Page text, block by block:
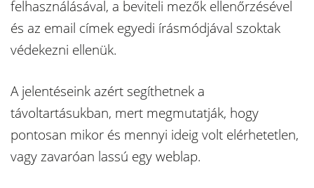
felhasználásával, a beviteli mezők ellenőrzésével
és az email címek egyedi írásmódjával szoktak
védekezni ellenük.
A jelentéseink azért segíthetnek a
távoltartásukban, mert megmutatják, hogy
pontosan mikor és mennyi ideig volt elérhetetlen,
vagy zavaróan lassú egy weblap.